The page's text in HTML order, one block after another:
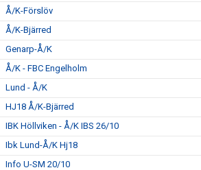
Å/K-Förslöv
Å/K-Bjärred
Genarp-Å/K
Å/K - FBC Engelholm
Lund - Å/K
HJ18 Å/K-Bjärred
IBK Höllviken - Å/K IBS 26/10
Ibk Lund-Å/K Hj18
Info U-SM 20/10